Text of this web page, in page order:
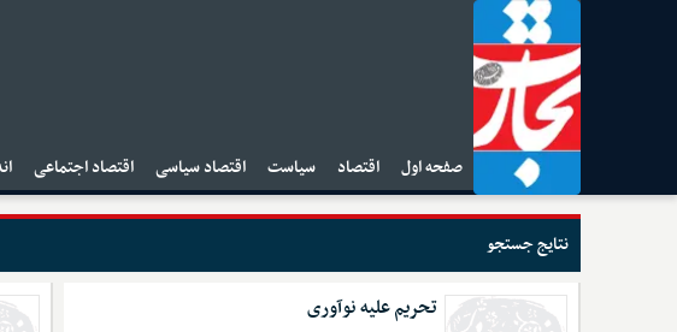
صفحه اول اقتصاد سیاست اقتصاد سیاسی اقتصاد اجتماعی
نتایج جستجو
تحریم علیه نوآوری